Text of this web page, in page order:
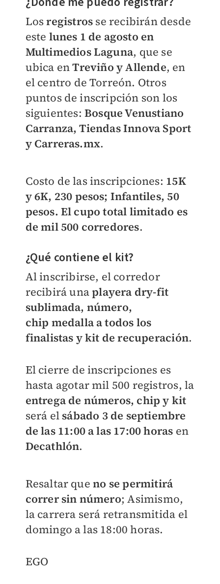
Losregistros se recibirán desde
este lunes 1 de agosto en
Multimedios Laguna, que se
ubica enTreviño y Allende, en
el centro de Torreón. Otros
puntos de inscripción son los
siguientes: Bosque Venustiano
Carranza, Tiendas Innova Sport
y Carreras.mx.
Costo de las inscripciones: 15K
y 6K, 230 pesos; Infantiles, 50
pesos. El cupo total limitado es
de mil 500 corredores.
¿Qué contiene el kit?
Al inscribirse, el corredor
recibirá unaplayera dry-fit
sublimada, número,
chip medalla a todos los
finalistas y kit de recuperación.
El cierre de inscripciones es
hasta agotar mil 500 registros, la
entrega de números, chip y kit
será elsábado 3 de septiembre
de las 11:00 a las 17:00 horas en
Decathlón.
Resaltar queno se permitirá
correr sin número; Asimismo,
la carrera será retransmitida el
domingo a las 18:00 horas.
EGO